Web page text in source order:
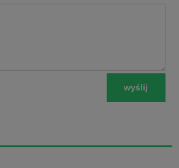
wyślij